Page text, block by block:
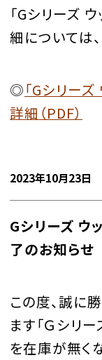
「Gシリーズ
細については
◎「Gシリー
詳細（PDF）
2023年10月23日
Gシリーズ ウ
了のお知らせ
この度、誠に
ます「Ｇシリ
を在庫が無く